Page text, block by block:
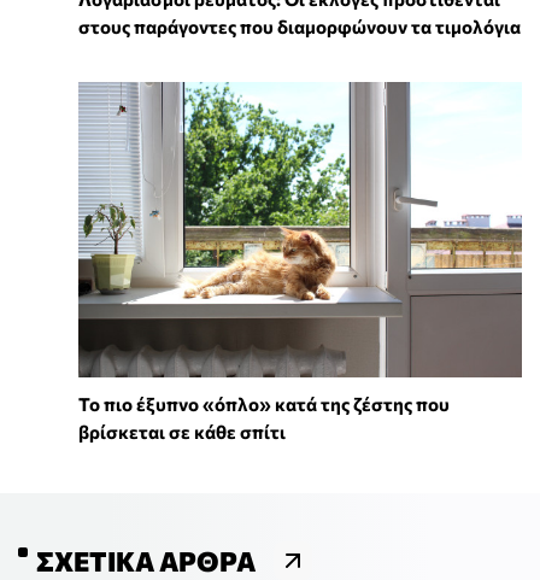
στους παράγοντες που διαμορφώνουν τα τιμολόγια
To πιο έξυπνο «όπλο» κατά της ζέστης που
βρίσκεται σε κάθε σπίτι
ΣΧΕΤΙΚΆ ΆΡΘΡΑ